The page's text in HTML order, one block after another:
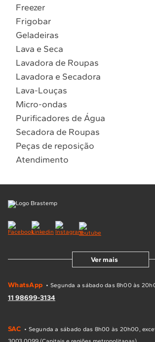
Localizar assistência
Freezer
Frigobar
Geladeiras
Lava e Seca
Lavadora de Roupas
Lavadora e Secadora
Lava-Louças
Micro-ondas
Purificadores de Água
Secadora de Roupas
Peças de reposição
Atendimento
Ver mais
WhatsApp • Segunda a sábado das 8h00 às
11 98699-3134
SAC • Segunda a sábado das 8h00 às 20h00,